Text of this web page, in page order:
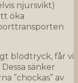
njursvikt)
öka
blodtryck, får vi
sänker
”chockas” av